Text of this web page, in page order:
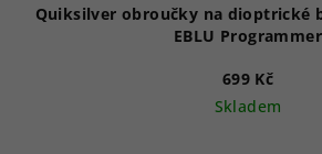
Quiksilver obroučky na dioptrické
EBLU Programmer
699 Kč
Skladem